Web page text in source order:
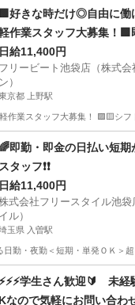
菊名駅 その他 スタッ
🟩好きな時だけ◎自由に
作業スタッフ大募集！
グ給与ＧＥＴ
日給11,400円
フリービート池袋店（株式会
ン）
京都 上野駅
作業スタッフ大募集！ 🟪🟨シ
上野駅 建築 スタッフ
即勤・即金の日払い短
スタッフ❗❗
日給11,400円
式会社フリースタイル池
イル）
玉県 入曽駅
日勤・夜勤＜短期・単発ＯＫ＞
入曽駅 建築 スタッフ
⚡⚡⚡学生さん歓迎🔰 未
Kなので気軽にお問い合わ